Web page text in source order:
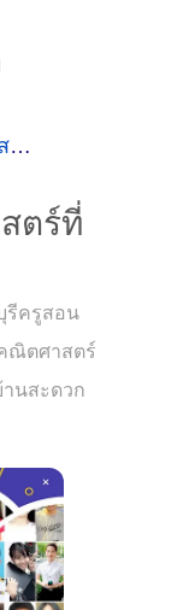
ตร์ที่
รีครูสอน
ณิตศาสตร์
นสะดวก